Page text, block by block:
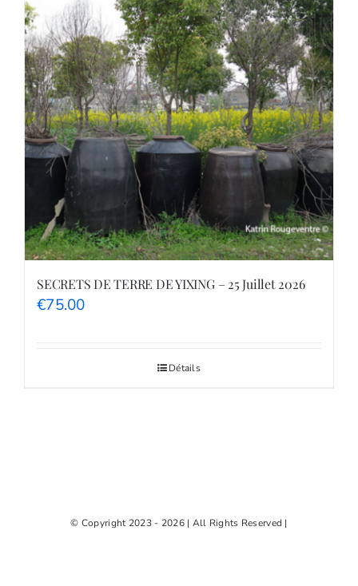
SECRETS DE TERRE DE YIXING – 25 Juillet 2026
€75.00
Détails
© Copyright 2023 - 2026 | All Rights Reserved |